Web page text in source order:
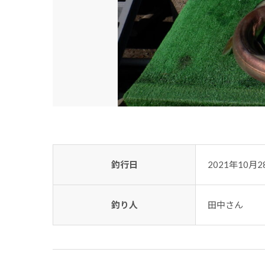
釣行日 2021年10月
釣り人 田中さん